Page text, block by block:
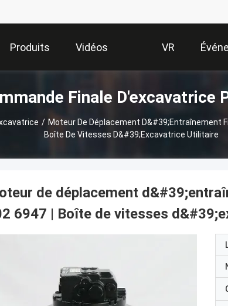
Produits Vidéos VR
Show
Finale D'excavatrice
/ Moteur De Déplacement D&#39;entraînement
Boîte De Vitesses D&#39;excavatrice Utilitaire
de déplacement
6947 | Boîte de vitesses